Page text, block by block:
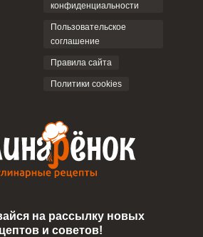
конфиденциальности
Пользовательское
соглашение
Правила сайта
Политики cookies
на рассылку новых
и советов!